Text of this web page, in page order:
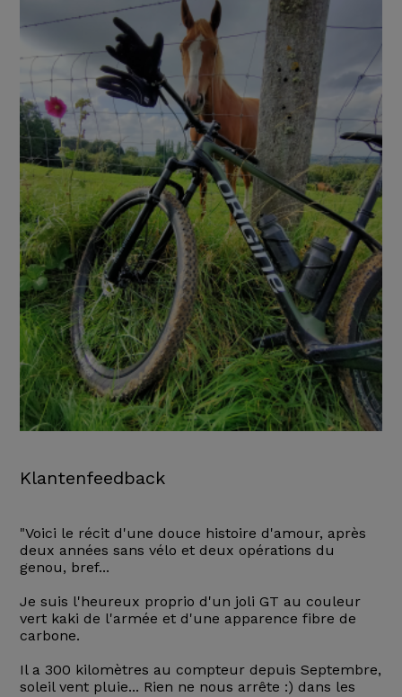
Klantenfeedback
"Voici le récit d'une douce histoire d'amour, après
deux années sans vélo et deux opérations du
genou, bref...
Je suis l'heureux proprio d'un joli GT au couleur
vert kaki de l'armée et d'une apparence fibre de
carbone.
Il a 300 kilomètres au compteur depuis Septembre,
soleil vent pluie... Rien ne nous arrête :) dans les